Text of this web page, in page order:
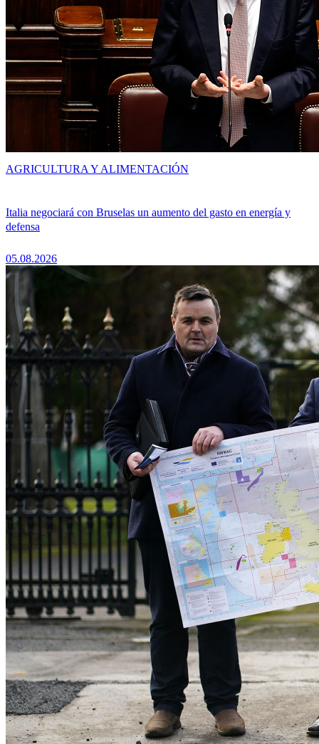
Italia negociará con Bruselas un aumento del gasto en energía y
defensa
05.08.2026
AGRICULTURA Y ALIMENTACIÓN